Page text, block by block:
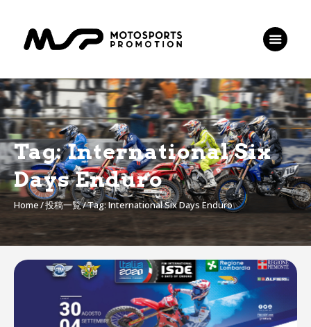
Tag: International Six
Days Enduro
Home 投稿一覧 Tag: International Six Days Enduro
HOME
JMX
TRJ
チケット
お問い合わせ